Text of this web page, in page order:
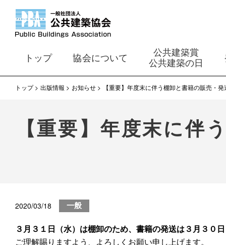
トップ 協会について
公共建築賞
公共建築の日
トップ 出版情報 お知らせ 【重要】年度末に伴う棚卸と書籍の販売・
【重要】年度末に伴
2020/03/18 一般
３月３１日（水）は棚卸のため、書籍の発送は３月３０
ご理解賜りますよう、よろしくお願い申し上げます。